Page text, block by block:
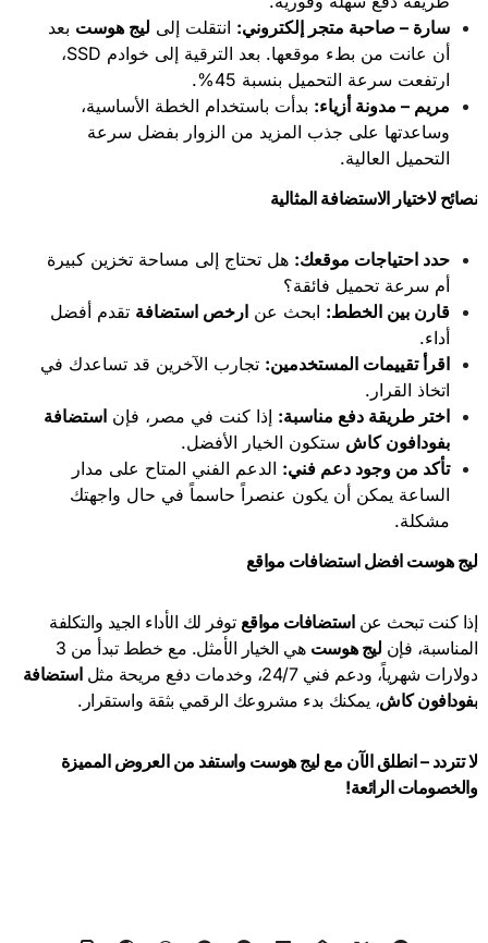
سارة – صاحبة متجر إلكتروني: انتقلت إلى ليج هوست بعد
أن عانت من بطء موقعها. بعد الترقية إلى خوادم SSD،
ارتفعت سرعة التحميل بنسبة 45%.
مريم – مدونة أزياء: بدأت باستخدام الخطة الأساسية،
وساعدتها على جذب المزيد من الزوار بفضل سرعة
التحميل العالية.
نصائح لاختيار الاستضافة المثالية
حدد احتياجات موقعك: هل تحتاج إلى مساحة تخزين كبيرة
أم سرعة تحميل فائقة؟
قارن بين الخطط: ابحث عنارخص استضافة تقدم أفضل
أداء.
اقرأ تقييمات المستخدمين: تجارب الآخرين قد تساعدك في
اتخاذ القرار.
اختر طريقة دفع مناسبة: إذا كنت في مصر، فإناستضافة
بفودافون كاش ستكون الخيار الأفضل.
تأكد من وجود دعم فني: الدعم الفني المتاح على مدار
الساعة يمكن أن يكون عنصراً حاسماً في حال واجهتك
مشكلة.
ليج هوست افضل استضافات مواقع
إذا كنت تبحث عناستضافات مواقع توفر لك الأداء الجيد والتكلفة
المناسبة، فإن ليج هوست
هي الخيار الأمثل. مع خطط تبدأ من 3
دولارات شهرياً، ودعم فني 24/7، وخدمات دفع مريحة مثل
استضافة
بفودافون كاش، يمكنك بدء مشروعك الرقمي بثقة واستقرار.
لا تتردد – انطلق الآن مع ليج هوست واستفد من العروض المميزة
والخصومات الرائعة!